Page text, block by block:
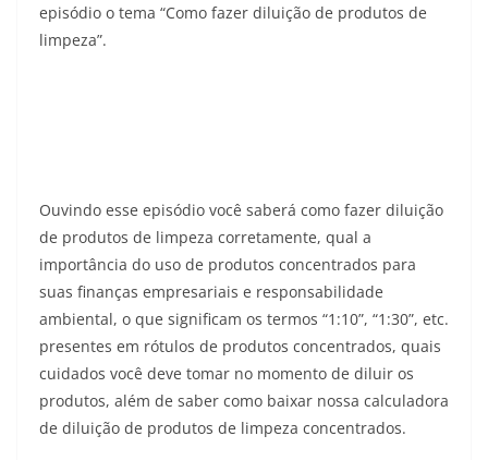
episódio o tema “Como fazer diluição de produtos de
limpeza”.
Ouvindo esse episódio você saberá como fazer diluição
de produtos de limpeza corretamente, qual a
importância do uso de produtos concentrados para
suas finanças empresariais e responsabilidade
ambiental, o que significam os termos “1:10”, “1:30”, etc.
presentes em rótulos de produtos concentrados, quais
cuidados você deve tomar no momento de diluir os
produtos, além de saber como baixar nossa calculadora
de diluição de produtos de limpeza concentrados.